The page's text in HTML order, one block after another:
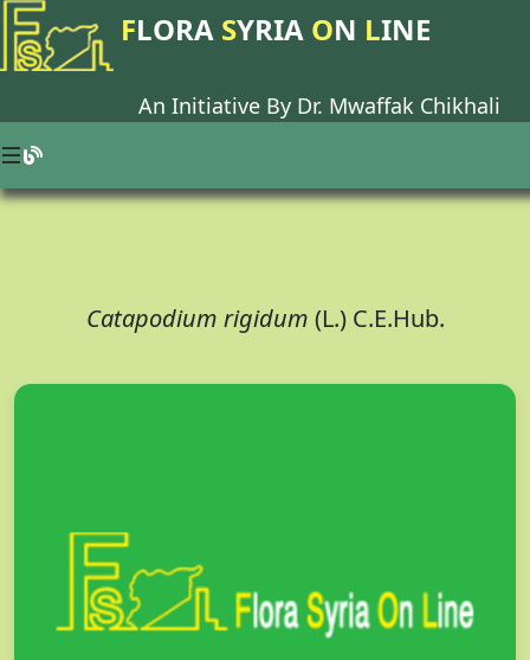
FLORA SYRIA ON LINE
An Initiative By Dr. Mwaffak Chikhali
Catapodium rigidum (L.) C.E.Hub.